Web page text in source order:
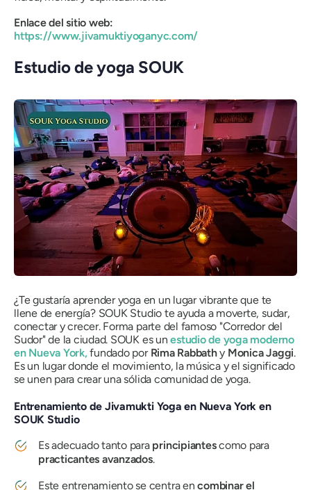
Enlace del sitio web:
https://www.jivamuktiyoganyc.com/
Estudio de yoga SOUK
¿Te gustaría aprender yoga en un lugar vibrante que te
llene de energía? SOUK Studio te ayuda a moverte, sudar,
conectar y crecer. Forma parte del famoso "Corredor del
Sudor" de la ciudad. SOUK es unestudio de yoga moderno
en Nueva York,fundado por Rima Rabbathy Monica Jaggi.
Es un lugar donde el movimiento, la música y el significado
se unen para crear una sólida comunidad de yoga.
Entrenamiento de Jivamukti Yoga en Nueva York en
SOUK Studio
Es adecuado tanto para principiantescomo para
practicantes avanzados.
Este entrenamiento se centra encombinar el